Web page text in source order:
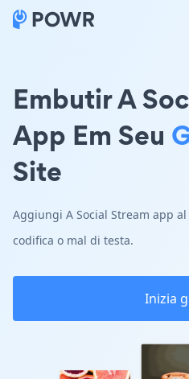
Embutir A
App Em Seu
Site
Aggiungi A Social Stream app
codifica o mal di testa.
Inizia